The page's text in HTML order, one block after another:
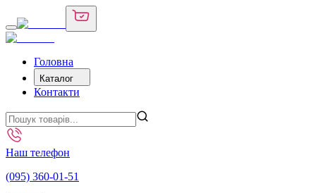
Головна
Каталог
Контакти
Наш телефон
(095) 360-01-51